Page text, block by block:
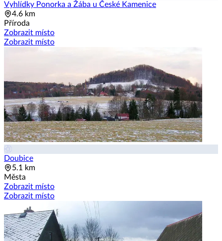
Vyhlídky Ponorka a Žába u České Kamenice
4.6 km
Příroda
Zobrazit místo
Zobrazit místo
Doubice
5.1 km
Města
Zobrazit místo
Zobrazit místo